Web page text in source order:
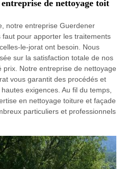
de nettoyage toit
notre entreprise Guerdener
faut pour apporter les traitements
le-jorat ont besoin. Nous
sur la satisfaction totale de nos
Notre entreprise de nettoyage
vous garantit des procédés et
exigences. Au fil du temps,
en nettoyage toiture et façade
particuliers et professionnels